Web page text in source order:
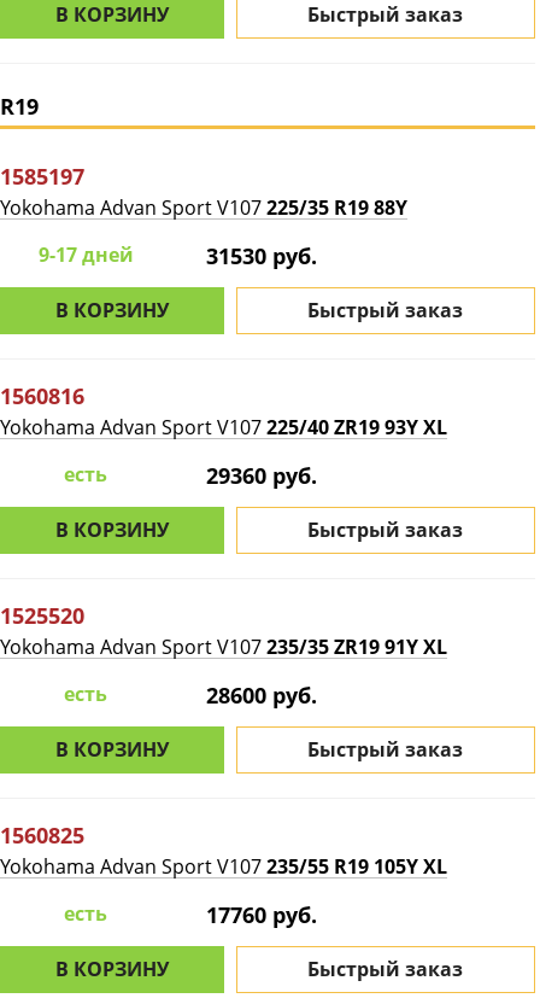
В КОРЗИНУ Быстрый заказ
R19
1585197
Yokohama Advan Sport V107225/35 R19 88Y
9-17 дней
31530 руб.
В КОРЗИНУ Быстрый заказ
1560816
Yokohama Advan Sport V107225/40 ZR19 93Y XL
есть
29360 руб.
В КОРЗИНУ Быстрый заказ
1525520
Yokohama Advan Sport V107235/35 ZR19 91Y XL
есть
28600 руб.
В КОРЗИНУ Быстрый заказ
1560825
Yokohama Advan Sport V107235/55 R19 105Y XL
есть
17760 руб.
В КОРЗИНУ Быстрый заказ